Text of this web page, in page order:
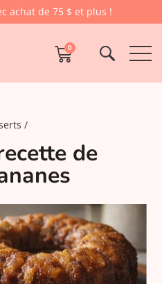
achat de 75 $ et plus !
0
de